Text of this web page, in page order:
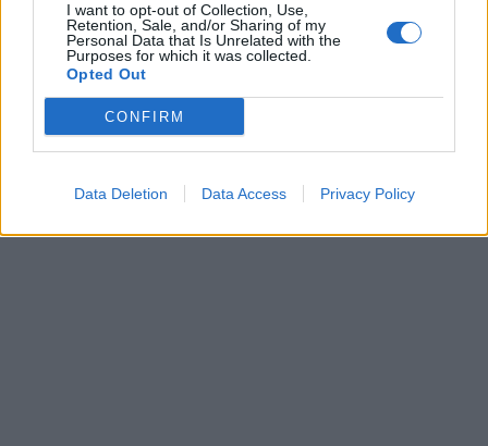
I want to opt-out of Collection, Use,
Retention, Sale, and/or Sharing of my
Personal Data that Is Unrelated with the
Purposes for which it was collected.
Opted Out
CONFIRM
Data Deletion Data Access Privacy Policy